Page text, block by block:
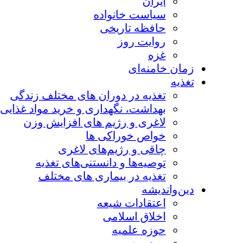
سیاست خانواده
حافظه تاریخی
روایت روز
غزه
زمان خامنه‌ای
تغذیه
تغذیه در دوران های مختلف زندگی
بهداشت، نگهداری و خرید مواد غذایی
لاغری و رژیم های افزایش وزن
خواص خوراكی ها
چاقی و رژیم‌های لاغری
توصیه‌ها و دانستنی‌های تغذیه
تغذیه در بیماری های مختلف
دین‌واندیشه
اعتقادات شیعه
اخلاق اسلامی
حوزه علمیه